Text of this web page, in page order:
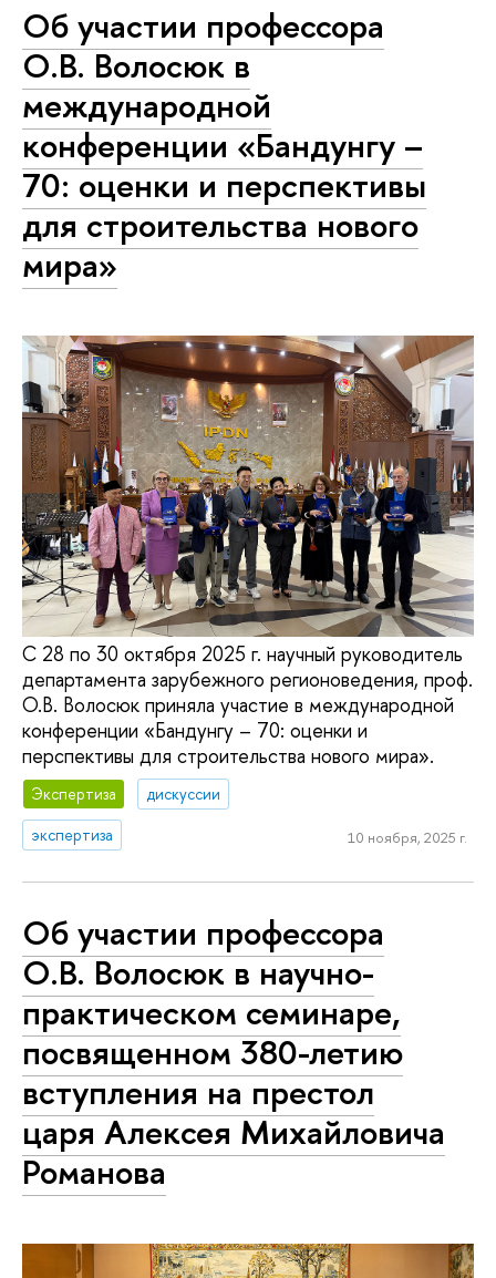
Об участии профессора
О.В. Волосюк в
международной
конференции «Бандунгу –
70: оценки и перспективы
для строительства нового
мира»
С 28 по 30 октября 2025 г. научный руководитель
департамента зарубежного регионоведения, проф.
О.В. Волосюк приняла участие в международной
конференции «Бандунгу – 70: оценки и
перспективы для строительства нового мира».
Экспертиза
дискуссии
экспертиза
10 ноября, 2025 г.
Об участии профессора
О.В. Волосюк в научно-
практическом семинаре,
посвященном 380-летию
вступления на престол
царя Алексея Михайловича
Романова